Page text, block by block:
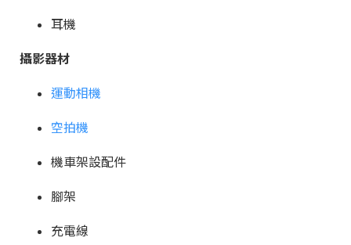
耳機
攝影器材
運動相機
空拍機
機車架設配件
腳架
充電線